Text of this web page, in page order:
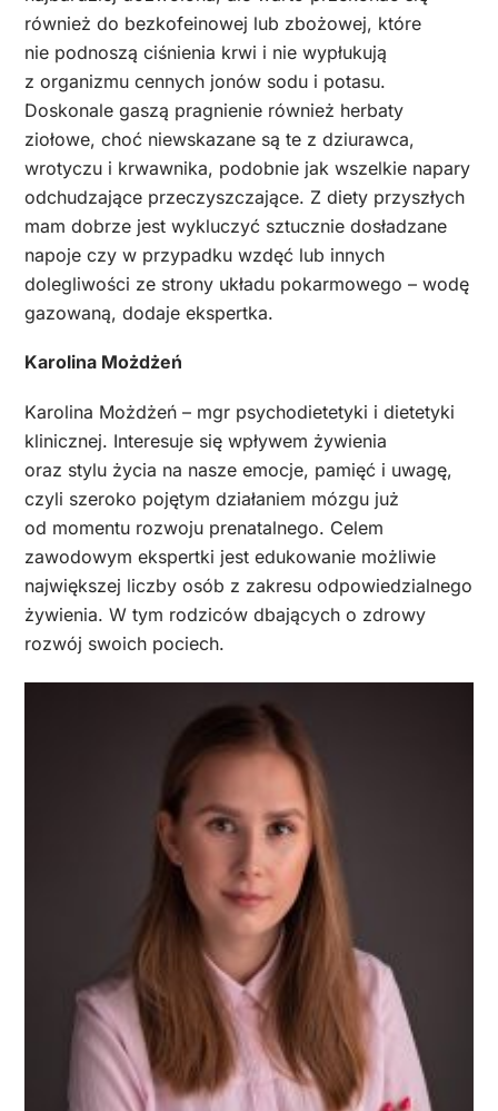
również do bezkofeinowej lub zbożowej, które
nie podnoszą ciśnienia krwi i nie wypłukują
z organizmu cennych jonów sodu i potasu.
Doskonale gaszą pragnienie również herbaty
ziołowe, choć niewskazane są te z dziurawca,
wrotyczu i krwawnika, podobnie jak wszelkie napary
odchudzające przeczyszczające. Z diety przyszłych
mam dobrze jest wykluczyć sztucznie dosładzane
napoje czy w przypadku wzdęć lub innych
dolegliwości ze strony układu pokarmowego – wodę
gazowaną, dodaje ekspertka.
Karolina Możdżeń
Karolina Możdżeń – mgr psychodietetyki i dietetyki
klinicznej. Interesuje się wpływem żywienia
oraz stylu życia na nasze emocje, pamięć i uwagę,
czyli szeroko pojętym działaniem mózgu już
od momentu rozwoju prenatalnego. Celem
zawodowym ekspertki jest edukowanie możliwie
największej liczby osób z zakresu odpowiedzialnego
żywienia. W tym rodziców dbających o zdrowy
rozwój swoich pociech.